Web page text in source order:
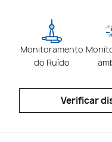
Monitoramento
do Ruído
Verificar